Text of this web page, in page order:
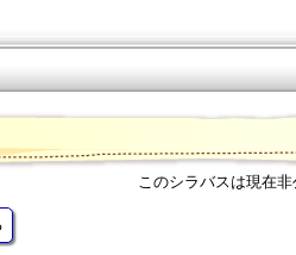
このシラバスは現在